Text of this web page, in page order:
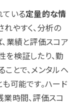
ている定量的な情
やすく、分析の
業績と評価スコア
を検証したり、勤
とで、メンタルヘ
可能です。ハード
時間、評価スコ